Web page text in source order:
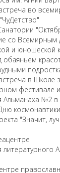
во
со Всемирным
и юношеской
обаяньем
в Школе
фестивале
Альманаха №2 в
космонавтики
"Значит,
литературного